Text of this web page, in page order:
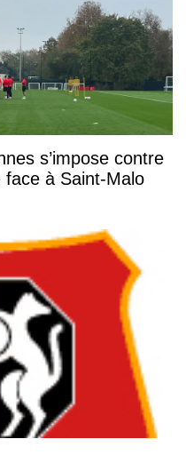
s’impose contre
à Saint-Malo